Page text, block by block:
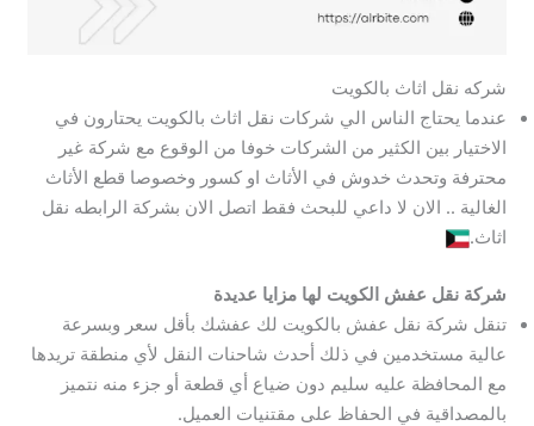
شركه نقل اثاث بالكويت
عندما يحتاج الناس الي شركات نقل اثاث بالكويت يحتارون في
الاختيار بين الكثير من الشركات خوفا من الوقوع مع شركة غير
محترفة وتحدث خدوش في الأثاث او كسور وخصوصا قطع الأثاث
الغالية .. الان لا داعي للبحث فقط اتصل الان بشركة الرابطه نقل
اثاث.
شركة نقل عفش الكويت لها مزايا عديدة
تنقل شركة نقل عفش بالكويت لك عفشك بأقل سعر وبسرعة
عالية مستخدمين في ذلك أحدث شاحنات النقل لأي منطقة تريدها
مع المحافظة عليه سليم دون ضياع أي قطعة أو جزء منه نتميز
بالمصداقية في الحفاظ على مقتنيات العميل.